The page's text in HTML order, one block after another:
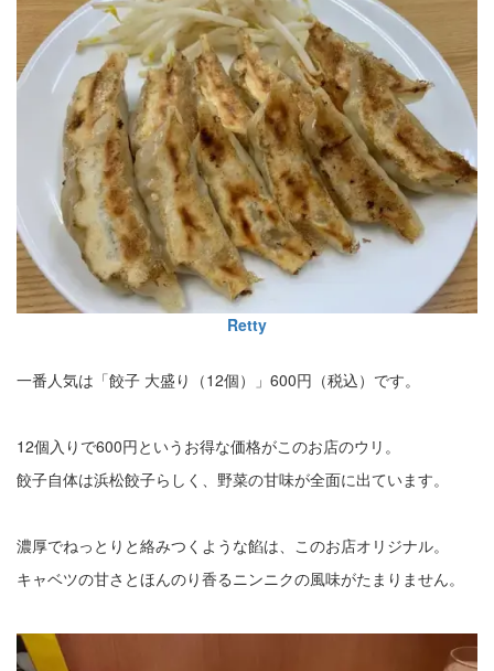
Retty
一番人気は「餃子 大盛り（12個）」600円（税込）です。
12個入りで600円というお得な価格がこのお店のウリ。
餃子自体は浜松餃子らしく、野菜の甘味が全面に出ています。
濃厚でねっとりと絡みつくような餡は、このお店オリジナル。
キャベツの甘さとほんのり香るニンニクの風味がたまりません。